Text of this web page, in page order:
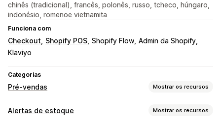
chinês (tradicional), francês, polonês, russo, tcheco, húngaro,
indonésio, romenoe vietnamita
Funciona com
Checkout Shopify POS Shopify Flow Admin da Shopify
Klaviyo
Categorias
Pré-vendas Mostrar os recursos
Tipo de pedidos
Alertas de estoque Mostrar os recursos